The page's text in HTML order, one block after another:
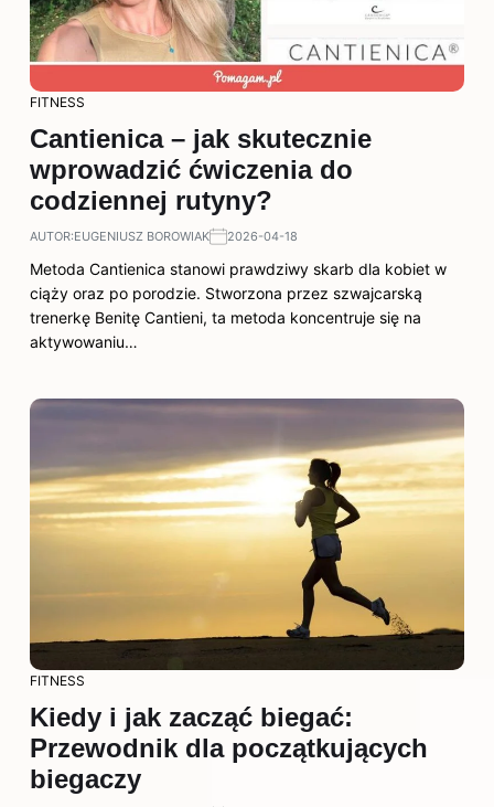
FITNESS
Cantienica – jak skutecznie
wprowadzić ćwiczenia do
codziennej rutyny?
AUTOR:EUGENIUSZ BOROWIAK 2026-04-18
Metoda Cantienica stanowi prawdziwy skarb dla kobiet w
ciąży oraz po porodzie. Stworzona przez szwajcarską
trenerkę Benitę Cantieni, ta metoda koncentruje się na
aktywowaniu…
FITNESS
Kiedy i jak zacząć biegać:
Przewodnik dla początkujących
biegaczy